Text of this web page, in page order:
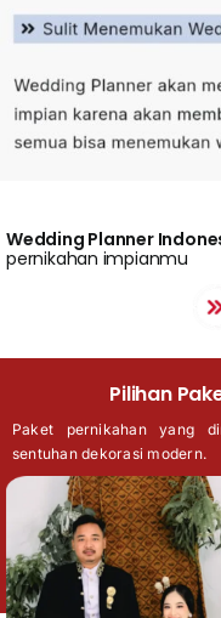
Wedding Planner
pernikahan impianmu
Pilihan
Paket pernikahan yang
sentuhan dekorasi modern.